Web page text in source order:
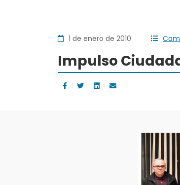
1 de enero de 2010
Impulso